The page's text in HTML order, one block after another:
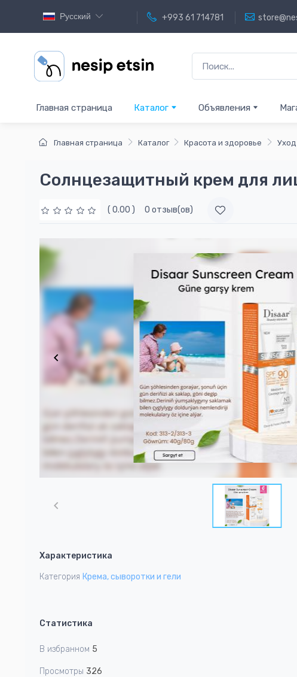
Русский +993 61 714781
Главная страница Каталог Объявления
Главная страница Каталог Красота и здоровье
Солнцезащитный крем для
( 0.00 ) 0 отзыв(ов)
1
Характеристика
Категория Крема, сыворотки и гели
Статистика
В избранном 5
Просмотры 326